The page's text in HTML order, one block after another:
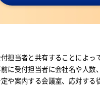
担当者と共有することによ
に受付担当者に会社名や人
や案内する会議室、応対す